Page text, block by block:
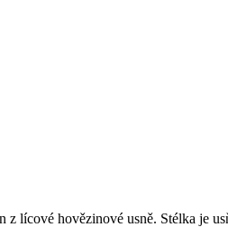
lícové hovězinové usně. Stélka je